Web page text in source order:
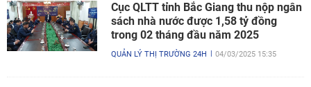
Cục QLTT tỉnh Bắc Giang thu nộp ngân
sách nhà nước được 1,58 tỷ đồng
trong 02 tháng đầu năm 2025
QUẢN LÝ THỊ TRƯỜNG 24H 04/03/2025 15:35